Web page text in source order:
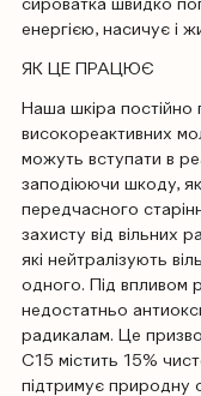
сироватка швидко
енергією, насичує і
ЯК ЦЕ ПРАЦЮЄ
Наша шкіра постійно
високореактивних
можуть вступати в
заподіюючи шкоду,
передчасного
захисту від вільних
які нейтралізують
одного. Під впливом
недостатньо
радикалам. Це
C15 містить 15%
підтримує природну